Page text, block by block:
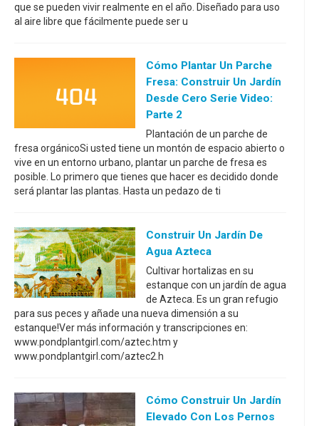
que se pueden vivir realmente en el año. Diseñado para uso
al aire libre que fácilmente puede ser u
Cómo Plantar Un Parche
Fresa: Construir Un Jardín
Desde Cero Serie Video:
Parte 2
Plantación de un parche de
fresa orgánicoSi usted tiene un montón de espacio abierto o
vive en un entorno urbano, plantar un parche de fresa es
posible. Lo primero que tienes que hacer es decidido donde
será plantar las plantas. Hasta un pedazo de ti
Construir Un Jardín De
Agua Azteca
Cultivar hortalizas en su
estanque con un jardín de agua
de Azteca. Es un gran refugio
para sus peces y añade una nueva dimensión a su
estanque!Ver más información y transcripciones en:
www.pondplantgirl.com/aztec.htm y
www.pondplantgirl.com/aztec2.h
Cómo Construir Un Jardín
Elevado Con Los Pernos